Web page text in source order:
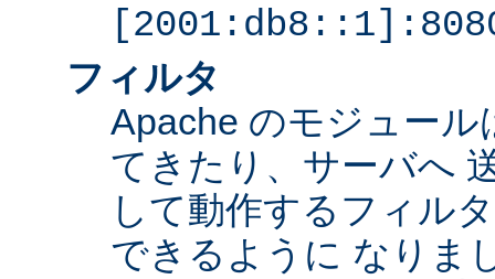
フィルタ
Apache のモジュー
てきたり、サーバへ
して動作するフィル
できるように なりま